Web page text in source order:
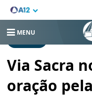
MENU
Via Sacra
oração